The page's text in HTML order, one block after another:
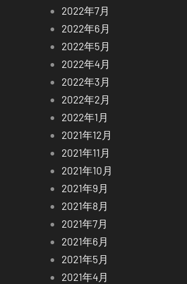
2022年7月
2022年6月
2022年5月
2022年4月
2022年3月
2022年2月
2022年1月
2021年12月
2021年11月
2021年10月
2021年9月
2021年8月
2021年7月
2021年6月
2021年5月
2021年4月